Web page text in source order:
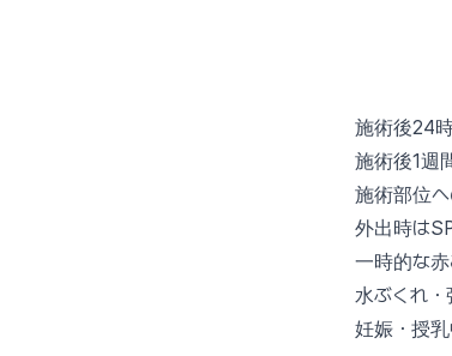
施術後24
施術後1週
施術部位へ
外出時は
一時的な赤
水ぶくれ・
妊娠・授